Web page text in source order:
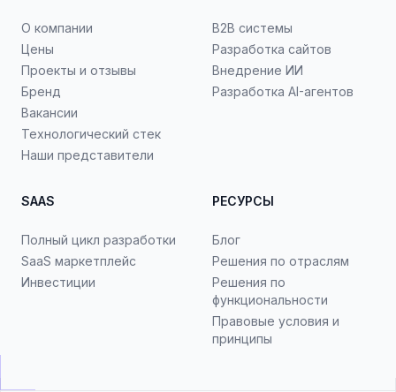
О компании
Цены
Проекты и отзывы
Бренд
Вакансии
Технологический стек
Наши представители
B2B системы
Разработка сайтов
Внедрение ИИ
Разработка AI-агентов
SAAS
Полный цикл разработки
SaaS маркетплейс
Инвестиции
РЕСУРСЫ
Блог
Решения по отраслям
Решения по
функциональности
Правовые условия и
принципы